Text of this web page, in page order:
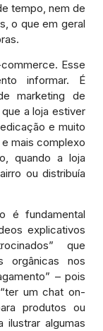
tempo, nem de
o que em geral
Esse
informar. É
marketing de
a loja estiver
e muito
mais complexo
quando a loja
ou distribuía
é fundamental
explicativos
que
orgânicas nos
– pois
um chat on-
produtos ou
algumas